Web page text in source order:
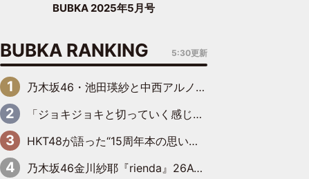
BUBKA 2025年5月号
BUBKA RANKING 5:30更新
乃木坂46・池田瑛紗と中西アルノが「真冬のかき氷」騒動で火花散らす！ 因縁の裏にあるのは、逆境をともに“凌”ぐ似た者同士の絆
「ジョキジョキと切っていく感じ」STU48中村舞、新しい挑戦は自らの手で
HKT48が語った“15周年本の思い出” 大食い特訓・守護霊企画・制服グラビア…盛りだくさんの裏話
乃木坂46金川紗耶『rienda』26AW LOOKモデルに就任